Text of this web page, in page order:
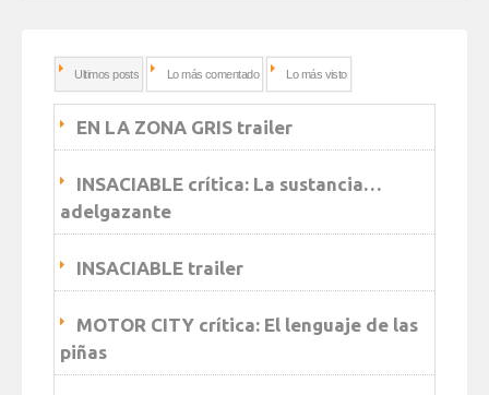
Ultimos posts Lo más comentado Lo más visto
EN LA ZONA GRIS trailer
INSACIABLE crítica: La sustancia…
adelgazante
INSACIABLE trailer
MOTOR CITY crítica: El lenguaje de las
piñas